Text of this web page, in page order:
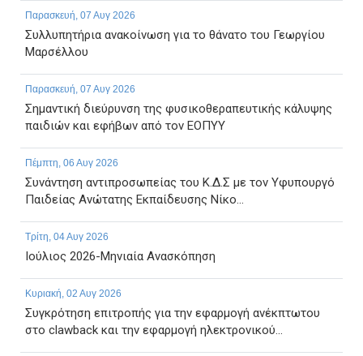
Παρασκευή, 07 Αυγ 2026
Συλλυπητήρια ανακοίνωση για το θάνατο του Γεωργίου
Μαρσέλλου
Παρασκευή, 07 Αυγ 2026
Σημαντική διεύρυνση της φυσικοθεραπευτικής κάλυψης
παιδιών και εφήβων από τον ΕΟΠΥΥ
Πέμπτη, 06 Αυγ 2026
Συνάντηση αντιπροσωπείας του Κ.Δ.Σ με τον Υφυπουργό
Παιδείας Ανώτατης Εκπαίδευσης Νίκο...
Τρίτη, 04 Αυγ 2026
Ιούλιος 2026-Μηνιαία Ανασκόπηση
Κυριακή, 02 Αυγ 2026
Συγκρότηση επιτροπής για την εφαρμογή ανέκπτωτου
στο clawback και την εφαρμογή ηλεκτρονικού...